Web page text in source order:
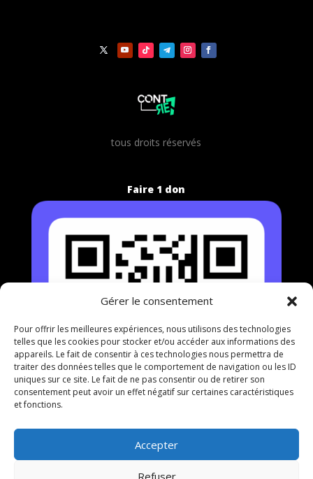
Gérer le consentement
Pour offrir les meilleures expériences, nous utilisons des technologies
telles que les cookies pour stocker et/ou accéder aux informations des
appareils. Le fait de consentir à ces technologies nous permettra de
traiter des données telles que le comportement de navigation ou les ID
uniques sur ce site. Le fait de ne pas consentir ou de retirer son
consentement peut avoir un effet négatif sur certaines caractéristiques
et fonctions.
Accepter
Refuser
tous droits réservés
Faire 1 don